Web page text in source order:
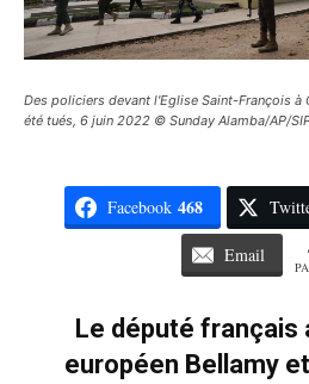
Des policiers devant l'Eglise Saint-François
été tués, 6 juin 2022 © Sunday Alamba/AP/
Facebook 468
Email
Le député français
européen Bellamy